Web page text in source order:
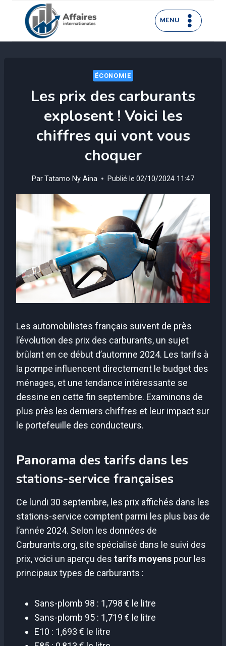
contenu
MENU
ÉCONOMIE
Les prix des carburants
explosent ! Voici les
chiffres qui vont vous
choquer
ParTatamo Ny Aina Publié le 02/10/2024 11:47
Les automobilistes français suivent de près
l’évolution des prix des carburants, un sujet
brûlant en ce début d’automne 2024. Les tarifs à
la pompe influencent directement le budget des
ménages, et une tendance intéressante se
dessine en cette fin septembre. Examinons de
plus près les derniers chiffres et leur impact sur
le portefeuille des conducteurs.
Panorama des tarifs dans les
stations-service françaises
Ce lundi 30 septembre, les prix affichés dans les
stations-service comptent parmi les plus bas de
l’année 2024. Selon les données de
Carburants.org, site spécialisé dans le suivi des
prix, voici un aperçu des tarifs moyens pour les
principaux types de carburants :
Sans-plomb 98 : 1,798 € le litre
Sans-plomb 95 : 1,719 € le litre
E10 : 1,693 € le litre